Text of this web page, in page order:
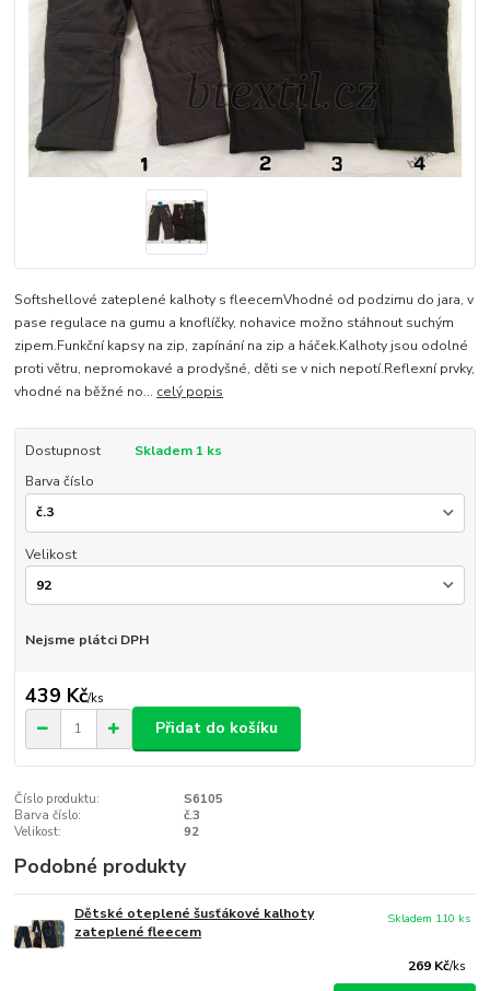
Softshellové zateplené kalhoty s fleecemVhodné od podzimu do jara, v
pase regulace na gumu a knoflíčky, nohavice možno stáhnout suchým
zipem.Funkční kapsy na zip, zapínání na zip a háček.Kalhoty jsou odolné
proti větru, nepromokavé a prodyšné, děti se v nich nepotí.Reflexní prvky,
vhodné na běžné no... celý popis
Dostupnost
Skladem 1 ks
Barva číslo
Velikost
Nejsme plátci DPH
439 Kč/ks
Přidat do košíku
Číslo produktu:
S6105
Barva číslo:
č.3
Velikost:
92
Podobné produkty
Dětské oteplené šusťákové kalhoty
zateplené fleecem
269 Kč/ks
Skladem 110 ks